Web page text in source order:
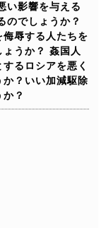
い影響を与える
のでしょうか？
辱する人たちを
うか？ 姦国人
るロシアを悪く
？いい加減駆除
？